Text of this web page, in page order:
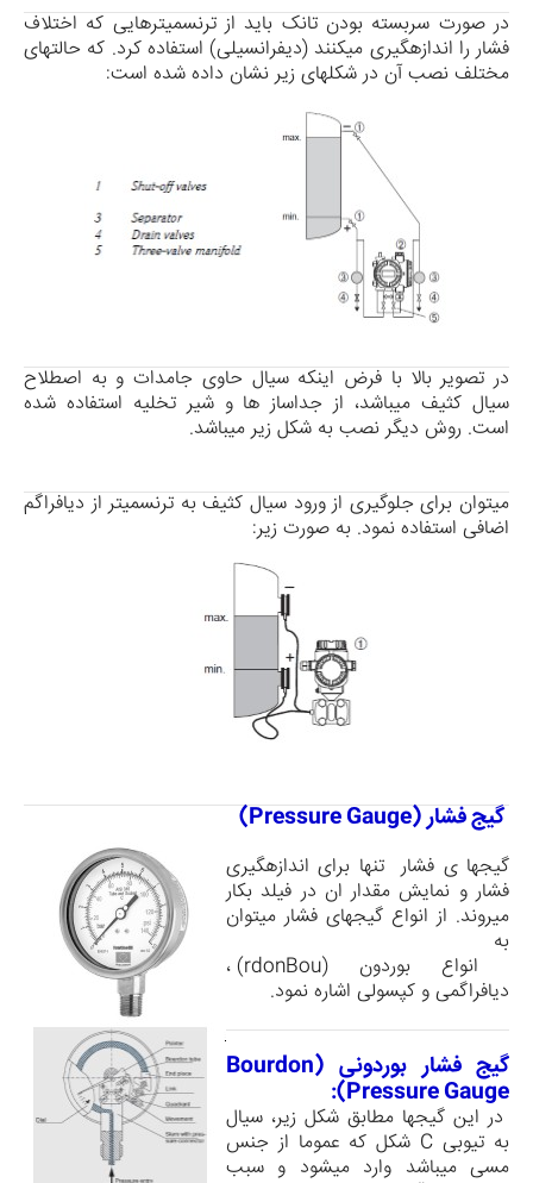
در صورت سربسته بودن تانک باید از ترنسمیترهایی که اختلاف
فشار را اندازه­گیری می­کنند (دیفرانسیلی) استفاده کرد. که حالت­های
مختلف نصب آن در شکل­های زیر نشان داده شده است:
در تصویر بالا با فرض این­که سیال حاوی جامدات و به اصطلاح
سیال کثیف می­باشد، از جداساز ها و شیر تخلیه استفاده شده
است. روش دیگر نصب به شکل زیر می­باشد.
می­توان برای جلوگیری از ورود سیال کثیف به ترنسمیتر از دیافراگم
اضافی استفاده نمود. به صورت زیر:
گیج فشار (Pressure Gauge
)
گیج­ها ی فشار تنها برای اندازه­گیری
فشار و نمایش مقدار ان در فیلد بکار
می­روند. از انواع گیج­های فشار می­توان
به
انواع بوردون (Bou
rdon) ،
دیافراگمی و کپسولی اشاره نمود.
گیج فشار بوردونی (Bourdon
Pressure Gauge
):
در این گیج­ها مطابق شکل زیر، سیال
به تیوبی C شکل که عموما از جنس
مسی می­باشد وارد می­شود و سبب